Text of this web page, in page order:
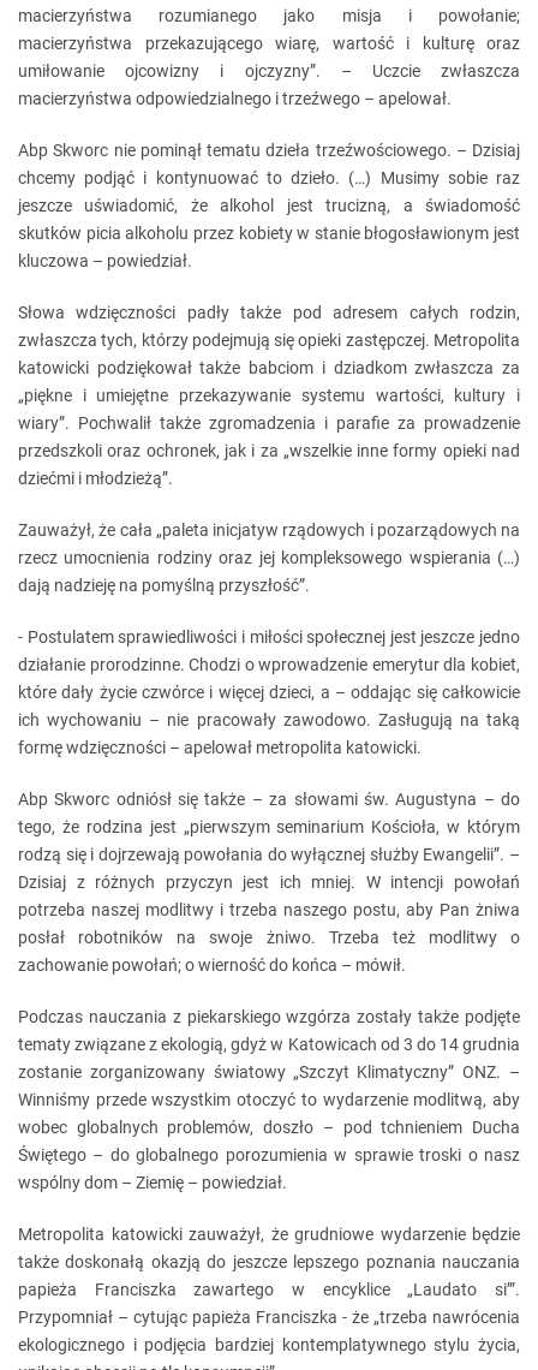
macierzyństwa rozumianego jako misja i powołanie;
macierzyństwa przekazującego wiarę, wartość i kulturę oraz
umiłowanie ojcowizny i ojczyzny”. – Uczcie zwłaszcza
macierzyństwa odpowiedzialnego i trzeźwego – apelował.
Abp Skworc nie pominął tematu dzieła trzeźwościowego. – Dzisiaj
chcemy podjąć i kontynuować to dzieło. (…) Musimy sobie raz
jeszcze uświadomić, że alkohol jest trucizną, a świadomość
skutków picia alkoholu przez kobiety w stanie błogosławionym jest
kluczowa – powiedział.
Słowa wdzięczności padły także pod adresem całych rodzin,
zwłaszcza tych, którzy podejmują się opieki zastępczej. Metropolita
katowicki podziękował także babciom i dziadkom zwłaszcza za
„piękne i umiejętne przekazywanie systemu wartości, kultury i
wiary”. Pochwalił także zgromadzenia i parafie za prowadzenie
przedszkoli oraz ochronek, jak i za „wszelkie inne formy opieki nad
dziećmi i młodzieżą”.
Zauważył, że cała „paleta inicjatyw rządowych i pozarządowych na
rzecz umocnienia rodziny oraz jej kompleksowego wspierania (…)
dają nadzieję na pomyślną przyszłość”.
- Postulatem sprawiedliwości i miłości społecznej jest jeszcze jedno
działanie prorodzinne. Chodzi o wprowadzenie emerytur dla kobiet,
które dały życie czwórce i więcej dzieci, a – oddając się całkowicie
ich wychowaniu – nie pracowały zawodowo. Zasługują na taką
formę wdzięczności – apelował metropolita katowicki.
Abp Skworc odniósł się także – za słowami św. Augustyna – do
tego, że rodzina jest „pierwszym seminarium Kościoła, w którym
rodzą się i dojrzewają powołania do wyłącznej służby Ewangelii”. –
Dzisiaj z różnych przyczyn jest ich mniej. W intencji powołań
potrzeba naszej modlitwy i trzeba naszego postu, aby Pan żniwa
posłał robotników na swoje żniwo. Trzeba też modlitwy o
zachowanie powołań; o wierność do końca – mówił.
Podczas nauczania z piekarskiego wzgórza zostały także podjęte
tematy związane z ekologią, gdyż w Katowicach od 3 do 14 grudnia
zostanie zorganizowany światowy „Szczyt Klimatyczny” ONZ. –
Winniśmy przede wszystkim otoczyć to wydarzenie modlitwą, aby
wobec globalnych problemów, doszło – pod tchnieniem Ducha
Świętego – do globalnego porozumienia w sprawie troski o nasz
wspólny dom – Ziemię – powiedział.
Metropolita katowicki zauważył, że grudniowe wydarzenie będzie
także doskonałą okazją do jeszcze lepszego poznania nauczania
papieża Franciszka zawartego w encyklice „Laudato si’”.
Przypomniał – cytując papieża Franciszka - że „trzeba nawrócenia
ekologicznego i podjęcia bardziej kontemplatywnego stylu życia,